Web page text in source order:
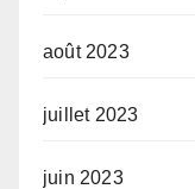
août 2023
juillet 2023
juin 2023